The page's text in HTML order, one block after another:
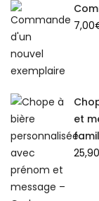
7,00
et
25,90